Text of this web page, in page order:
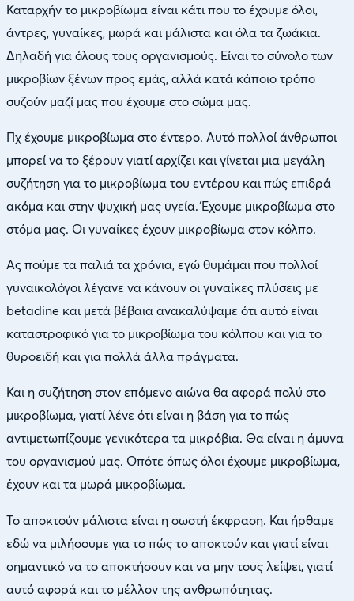
Καταρχήν το μικροβίωμα είναι κάτι που το έχουμε όλοι,
άντρες, γυναίκες, μωρά και μάλιστα και όλα τα ζωάκια.
Δηλαδή για όλους τους οργανισμούς. Είναι το σύνολο των
μικροβίων ξένων προς εμάς, αλλά κατά κάποιο τρόπο
συζούν μαζί μας που έχουμε στο σώμα μας.
Πχ έχουμε μικροβίωμα στο έντερο. Αυτό πολλοί άνθρωποι
μπορεί να το ξέρουν γιατί αρχίζει και γίνεται μια μεγάλη
συζήτηση για το μικροβίωμα του εντέρου και πώς επιδρά
ακόμα και στην ψυχική μας υγεία. Έχουμε μικροβίωμα στο
στόμα μας. Οι γυναίκες έχουν μικροβίωμα στον κόλπο.
Ας πούμε τα παλιά τα χρόνια, εγώ θυμάμαι που πολλοί
γυναικολόγοι λέγανε να κάνουν οι γυναίκες πλύσεις με
betadine και μετά βέβαια ανακαλύψαμε ότι αυτό είναι
καταστροφικό για το μικροβίωμα του κόλπου και για το
θυροειδή και για πολλά άλλα πράγματα.
Και η συζήτηση στον επόμενο αιώνα θα αφορά πολύ στο
μικροβίωμα, γιατί λένε ότι είναι η βάση για το πώς
αντιμετωπίζουμε γενικότερα τα μικρόβια. Θα είναι η άμυνα
του οργανισμού μας. Οπότε όπως όλοι έχουμε μικροβίωμα,
έχουν και τα μωρά μικροβίωμα.
Το αποκτούν μάλιστα είναι η σωστή έκφραση. Και ήρθαμε
εδώ να μιλήσουμε για το πώς το αποκτούν και γιατί είναι
σημαντικό να το αποκτήσουν και να μην τους λείψει, γιατί
αυτό αφορά και το μέλλον της ανθρωπότητας.